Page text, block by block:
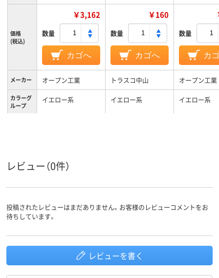
価格
(税込)
￥3,162
数量
カゴへ
￥160
数量
カゴへ
数量
カ
メーカー オープン工業 トラスコ中山 オープン工業
カラーグ
ループ
イエロー系 イエロー系 イエロー系
レビュー（0件）
投稿されたレビューはまだありません。お客様のレビューコメントをお
待ちしています。
レビューを書く